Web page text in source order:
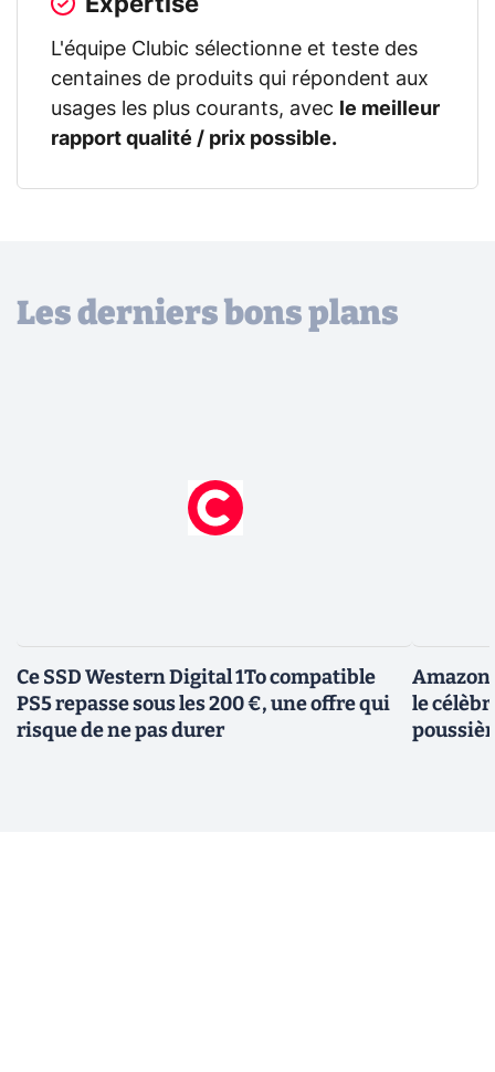
Expertise
L'équipe Clubic sélectionne et teste des
centaines de produits qui répondent aux
usages les plus courants, avec
le meilleur
rapport qualité / prix possible.
Les derniers bons plans
Ce SSD Western Digital 1To compatible
PS5 repasse sous les 200 €, une offre qui
risque de ne pas durer
Amazon
le